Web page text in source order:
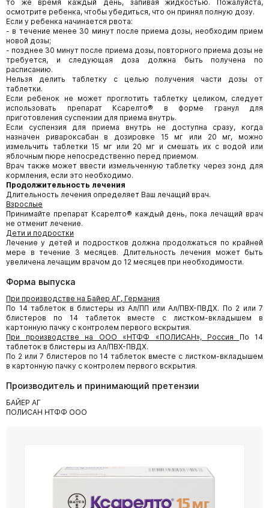
то же время каждый день, запивая жидкостью. Пожалуйста,
осмотрите ребенка, чтобы убедиться, что он принял полную дозу.
Если у ребенка начинается рвота:
- в течение менее 30 минут после приема дозы, необходим прием
новой дозы;
- позднее 30 минут после приема дозы, повторного приема дозы не
требуется, и следующая доза должна быть получена по
расписанию.
Нельзя делить таблетку с целью получения части дозы от
таблетки.
Если ребенок не может проглотить таблетку целиком, следует
использовать препарат Ксарелто® в форме гранул для
приготовления суспензии для приема внутрь.
Если суспензия для приема внутрь не доступна сразу, когда
назначен ривароксабан в дозировке 15 мг или 20 мг, можно
измельчить таблетки 15 мг или 20 мг и смешать их с водой или
яблочным пюре непосредственно перед приемом.
Врач также может ввести измельченную таблетку через зонд для
кормления, если это необходимо.
Продолжительность лечения
Длительность лечения определяет Ваш лечащий врач.
Взрослые
Принимайте препарат Ксарелто® каждый день, пока лечащий врач
не отменит лечение.
Дети и подростки
Лечение у детей и подростков должна продолжаться по крайней
мере в течение 3 месяцев. Длительность лечения может быть
увеличена лечащим врачом до 12 месяцев при необходимости.
Форма выпуска
При производстве на Байер АГ, Германия
По 14 таблеток в блистеры из Ал/ПП или Ал/ПВХ-ПВДХ. По 2 или 7
блистеров по 14 таблеток вместе с листком-вкладышем в
картонную пачку с контролем первого вскрытия.
При производстве на ООО «НТФФ «ПОЛИСАН», Россия По 14
таблеток в блистеры из Ал/ПВХ-ПВДХ.
По 2 или 7 блистеров по 14 таблеток вместе с листком-вкладышем
в картонную пачку с контролем первого вскрытия.
Производитель и принимающий претензии
БАЙЕР АГ
ПОЛИСАН НТФФ ООО